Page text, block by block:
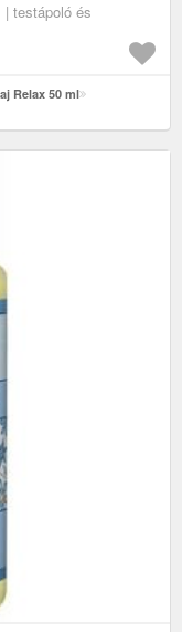
testápoló és
Relax 50 ml